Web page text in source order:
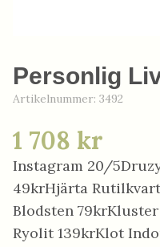
Personlig
Artikelnummer: 3492
1 708 kr
Instagram 20/
49krHjärta
Blodsten
Ryolit 139krKlot